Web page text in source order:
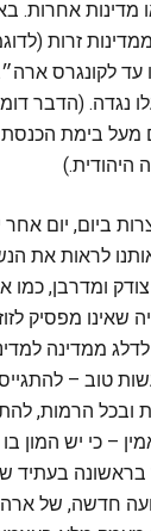
מדינות אחרות.
זרות
עד לקונגרס
נגדה. (הדבר
מעל בימת
היהודית.)
ביום, יום אחר
לראות את
ומדרבן, כמו
שאינו מפסיק
ממדינה
טוב –
ובכל הרמות,
– כי יש המון בו
בעתיד
חדשה, של